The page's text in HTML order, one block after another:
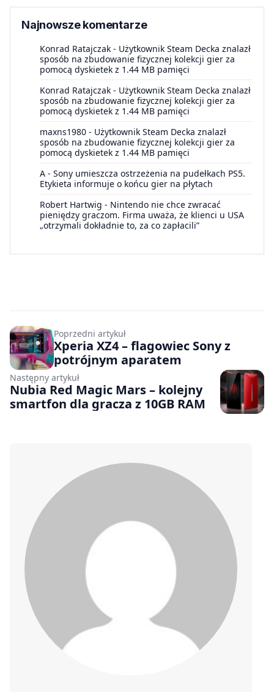
Najnowsze komentarze
Konrad Ratajczak - Użytkownik Steam Decka znalazł
sposób na zbudowanie fizycznej kolekcji gier za
pomocą dyskietek z 1.44 MB pamięci
Konrad Ratajczak - Użytkownik Steam Decka znalazł
sposób na zbudowanie fizycznej kolekcji gier za
pomocą dyskietek z 1.44 MB pamięci
maxns1980 - Użytkownik Steam Decka znalazł
sposób na zbudowanie fizycznej kolekcji gier za
pomocą dyskietek z 1.44 MB pamięci
A - Sony umieszcza ostrzeżenia na pudełkach PS5.
Etykieta informuje o końcu gier na płytach
Robert Hartwig - Nintendo nie chce zwracać
pieniędzy graczom. Firma uważa, że klienci u USA
„otrzymali dokładnie to, za co zapłacili”
Poprzedni artykuł
Xperia XZ4 – flagowiec Sony z
potrójnym aparatem
Następny artykuł
Nubia Red Magic Mars – kolejny
smartfon dla gracza z 10GB RAM